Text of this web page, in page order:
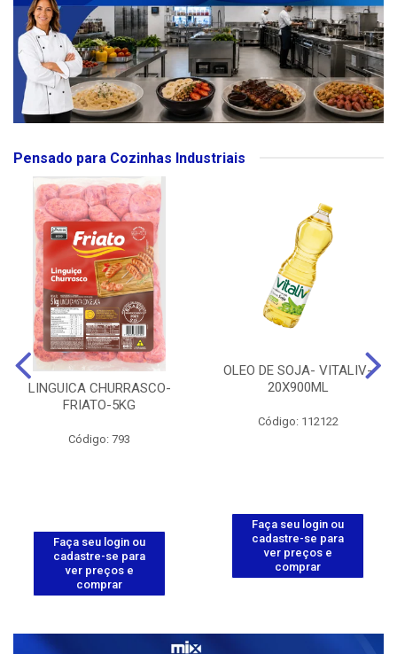
Pensado para Cozinhas Industriais
LINGUICA CHURRASCO-
FRIATO-5KG
Código: 793
Faça seu login ou
cadastre-se para
ver preços e
comprar
OLEO DE SOJA- VITALIV-
20X900ML
Código: 112122
Faça seu login ou
cadastre-se para
ver preços e
comprar